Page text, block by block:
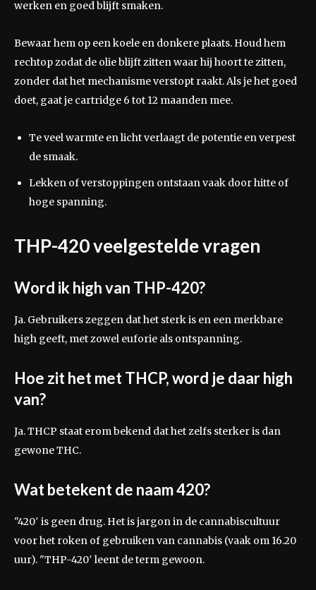
werken en goed blijft smaken.
Bewaar hem op een koele en donkere plaats. Houd hem
rechtop zodat de olie blijft zitten waar hij hoort te zitten,
zonder dat het mechanisme verstopt raakt. Als je het goed
doet, gaat je cartridge 6 tot 12 maanden mee.
Te veel warmte en licht verlaagt de potentie en verpest
de smaak.
Lekken of verstoppingen ontstaan vaak door hitte of
hoge spanning.
THP-420 veelgestelde vragen
Word ik high van THP-420?
Ja. Gebruikers zeggen dat het sterk is en een merkbare
high geeft, met zowel euforie als ontspanning.
Hoe zit het met THCP, word je daar high
van?
Ja. THCP staat erom bekend dat het zelfs sterker is dan
gewone THC.
Wat betekent de naam 420?
"420′ is geen drug. Het is jargon in de cannabiscultuur
voor het roken of gebruiken van cannabis (vaak om 16.20
uur). "THP-420′ leent de term gewoon.